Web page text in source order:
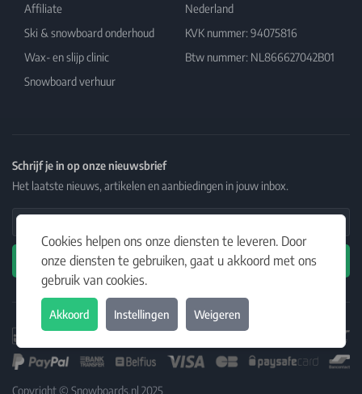
Cookies helpen ons onze diensten te leveren. Door
onze diensten te gebruiken, gaat u akkoord met ons
gebruik van cookies.
Akkoord Instellingen Weigeren
Affiliate
Ski & snowboard onderhoud
Wax- en slijp clinic
Snowboard verhuur
Nederland
KVK nummer: 94075816
Btw nummer: NL866627042B01
Schrijf je in op onze nieuwsbrief
Het laatste nieuws, artikelen en aanbiedingen in jouw inbox.
Email Address
Abonneren
Copyright © Snowboards.nl 2025